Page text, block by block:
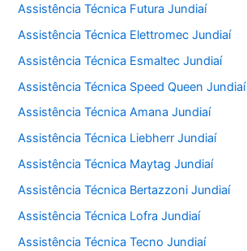
Assistência Técnica Futura Jundiaí
Assistência Técnica Elettromec Jundiaí
Assistência Técnica Esmaltec Jundiaí
Assistência Técnica Speed Queen Jundiaí
Assistência Técnica Amana Jundiaí
Assistência Técnica Liebherr Jundiaí
Assistência Técnica Maytag Jundiaí
Assistência Técnica Bertazzoni Jundiaí
Assistência Técnica Lofra Jundiaí
Assistência Técnica Tecno Jundiaí